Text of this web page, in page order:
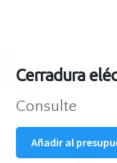
Cerradura
Consulte
Añadir al